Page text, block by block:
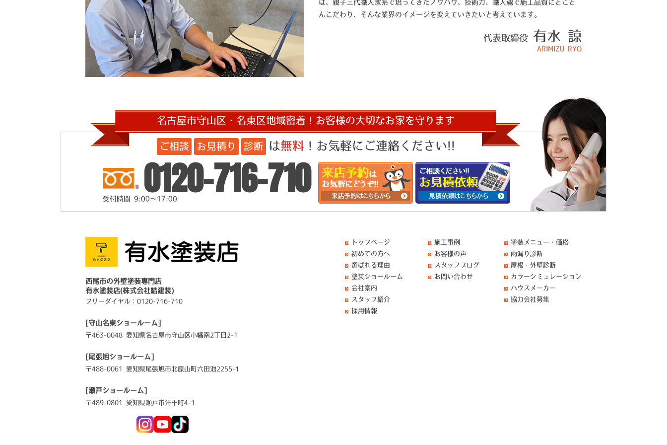
は、親子三代職人家系で培ってきたノウハウ、技術力、職人魂で施工品質にとこと
んこだわり、そんな業界のイメージを変えていきたいと考えています。
代表取締役 有水 諒
ARIMIZU RYO
名古屋市守山区・名東区地域密着！お客様の大切なお家を守ります
ご相談 お見積り 診断 は無料！お気軽にご連絡ください!!
0120-716-710
受付時間 9:00～17:00
西尾市の外壁塗装専門店
有水塗装店(株式会社結建装)
フリーダイヤル： 0120-716-710
[守山名東ショールーム]
〒463-0048 愛知県名古屋市守山区小幡南2丁目2-1
[尾張旭ショールーム]
〒488-0061 愛知県尾張旭市北原山町六田池2255-1
[瀬戸ショールーム]
〒489-0801 愛知県瀬戸市汗干町4-1
トップページ
初めての方へ
選ばれる理由
塗装ショールーム
会社案内
スタッフ紹介
採用情報
施工事例
お客様の声
スタッフブログ
お問い合わせ
塗装メニュー・価格
雨漏り診断
屋根・外壁診断
カラーシミュレーション
ハウスメーカー
協力会社募集